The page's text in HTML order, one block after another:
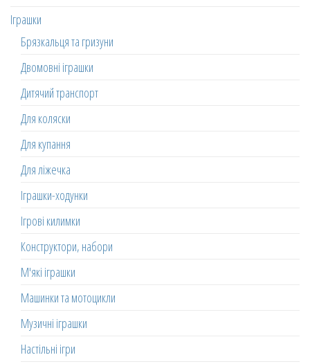
Іграшки
Брязкальця та гризуни
Двомовні іграшки
Дитячий транспорт
Для коляски
Для купання
Для ліжечка
Іграшки-ходунки
Ігрові килимки
Конструктори, набори
М'які іграшки
Машинки та мотоцикли
Музичні іграшки
Настільні ігри